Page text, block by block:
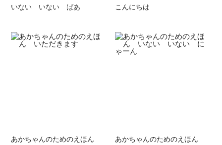
いない いない ばあ
こんにちは
あかちゃんのためのえほん
あかちゃんのためのえほん